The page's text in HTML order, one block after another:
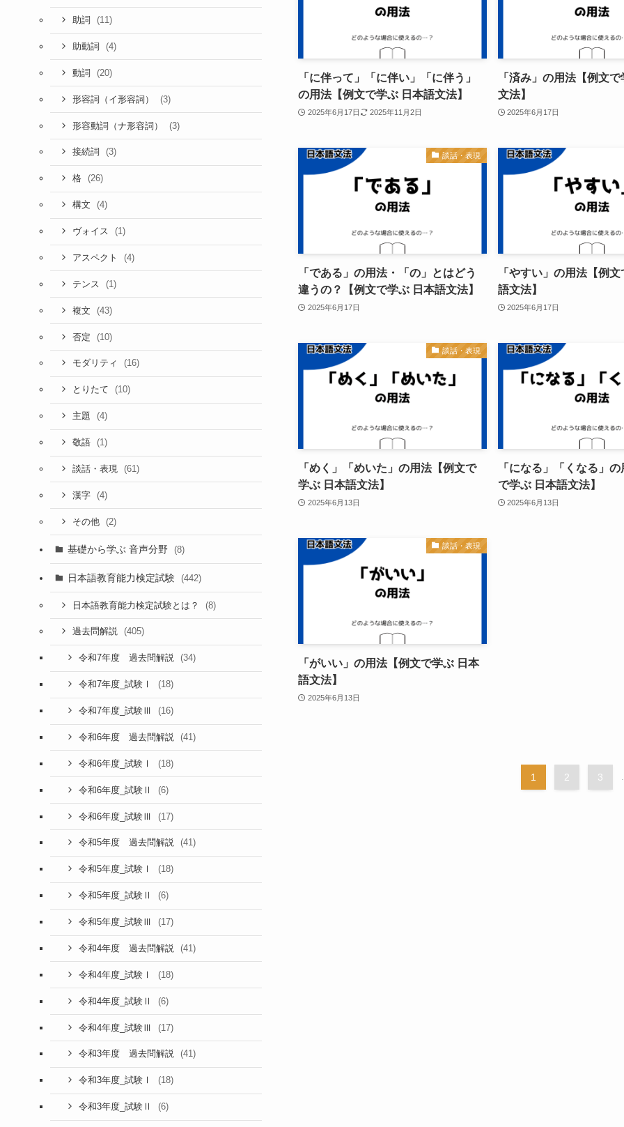
「に伴って」「に伴い」「に伴う」
の用法【例文で学ぶ 日本語文法】
2025年6月17日 2025年11月2日
「済み」の用法【例文
文法】
2025年6月17日
談話・表現
「である」の用法・「の」とはどう
違うの？【例文で学ぶ 日本語文法】
2025年6月17日
「やすい」の用法【例
語文法】
2025年6月17日
談話・表現
「めく」「めいた」の用法【例文で
学ぶ 日本語文法】
2025年6月13日
「になる」「くなる」
で学ぶ 日本語文法】
2025年6月13日
談話・表現
「がいい」の用法【例文で学ぶ 日本
語文法】
2025年6月13日
1 2 3
助詞 (11)
助動詞 (4)
動詞 (20)
形容詞（イ形容詞） (3)
形容動詞（ナ形容詞） (3)
接続詞 (3)
格 (26)
構文 (4)
ヴォイス (1)
アスペクト (4)
テンス (1)
複文 (43)
否定 (10)
モダリティ (16)
とりたて (10)
主題 (4)
敬語 (1)
談話・表現 (61)
漢字 (4)
その他 (2)
基礎から学ぶ 音声分野 (8)
日本語教育能力検定試験 (442)
日本語教育能力検定試験とは？ (8)
過去問解説 (405)
令和7年度 過去問解説 (34)
令和7年度_試験Ⅰ (18)
令和7年度_試験Ⅲ (16)
令和6年度 過去問解説 (41)
令和6年度_試験Ⅰ (18)
令和6年度_試験Ⅱ (6)
令和6年度_試験Ⅲ (17)
令和5年度 過去問解説 (41)
令和5年度_試験Ⅰ (18)
令和5年度_試験Ⅱ (6)
令和5年度_試験Ⅲ (17)
令和4年度 過去問解説 (41)
令和4年度_試験Ⅰ (18)
令和4年度_試験Ⅱ (6)
令和4年度_試験Ⅲ (17)
令和3年度 過去問解説 (41)
令和3年度_試験Ⅰ (18)
令和3年度_試験Ⅱ (6)